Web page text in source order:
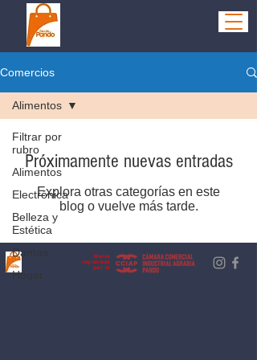
Comercios
Filtrar por
rubro
Alimentos
Electrónica
Belleza y
Estética
Damas
Hogar
Alimentos
Próximamente nuevas entradas
Explora otras categorías en este
blog o vuelve más tarde.
Marca
registrada
por la